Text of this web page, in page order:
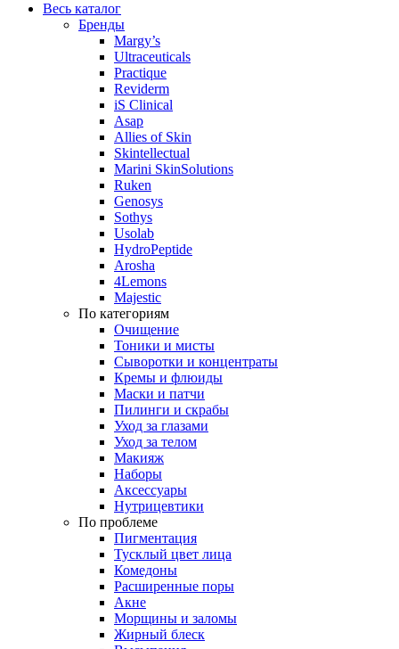
Весь каталог
Бренды
Margy’s
Ultraceuticals
Practique
Reviderm
iS Clinical
Asap
Allies of Skin
Skintellectual
Marini SkinSolutions
Ruken
Genosys
Sothys
Usolab
HydroPeptide
Arosha
4Lemons
Majestic
По категориям
Очищение
Тоники и мисты
Сыворотки и концентраты
Кремы и флюиды
Маски и патчи
Пилинги и скрабы
Уход за глазами
Уход за телом
Макияж
Наборы
Аксессуары
Нутрицевтики
По проблеме
Пигментация
Тусклый цвет лица
Комедоны
Расширенные поры
Акне
Морщины и заломы
Жирный блеск